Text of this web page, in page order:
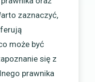
zaznaczyć,
może być
się z
prawnika